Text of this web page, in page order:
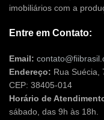
imobiliários com a
Entre em Contato:
Email:
Endereço: Rua Suécia,
CEP: 38405-014
Horário de
sábado, das 9h às 18h.